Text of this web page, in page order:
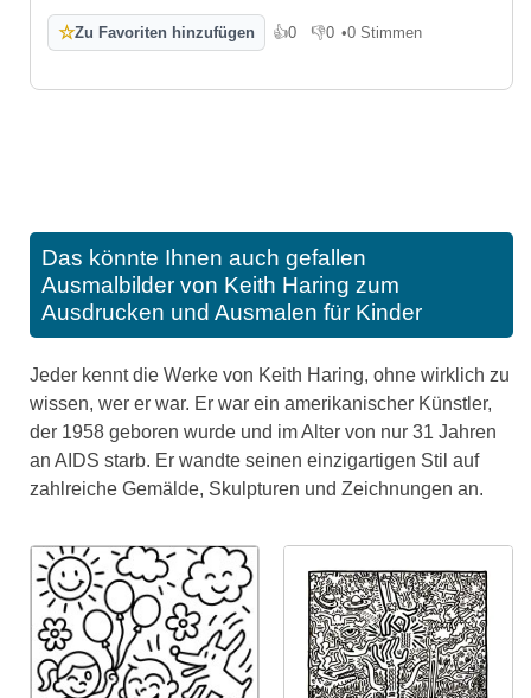
☆Zu Favoriten hinzufügen 👍0
Gefällt mir
👎0
Gefällt mir nicht
•0 Stimmen
Das könnte Ihnen auch gefallen
Ausmalbilder von Keith Haring zum
Ausdrucken und Ausmalen für Kinder
Jeder kennt die Werke von Keith Haring, ohne wirklich zu
wissen, wer er war. Er war ein amerikanischer Künstler,
der 1958 geboren wurde und im Alter von nur 31 Jahren
an AIDS starb. Er wandte seinen einzigartigen Stil auf
zahlreiche Gemälde, Skulpturen und Zeichnungen an.